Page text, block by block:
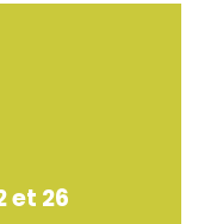
et 26